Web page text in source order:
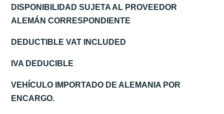
DISPONIBILIDAD SUJETA AL PROVEEDOR
ALEMÁN CORRESPONDIENTE
DEDUCTIBLE VAT INCLUDED
IVA DEDUCIBLE
VEHÍCULO IMPORTADO DE ALEMANIA POR
ENCARGO.